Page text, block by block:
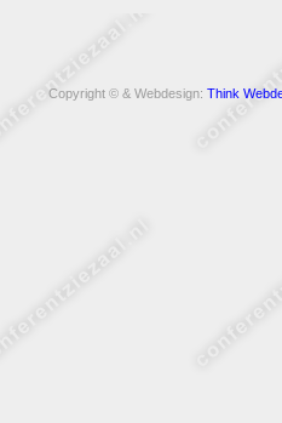
Copyright © & Webdesign: Think